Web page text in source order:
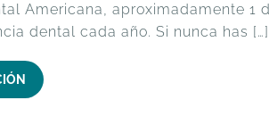
Americana, aproximadamente 1
dental cada año. Si nunca has […]